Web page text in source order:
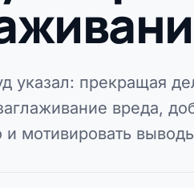
указал: прекращая
вреда,
и мотивировать